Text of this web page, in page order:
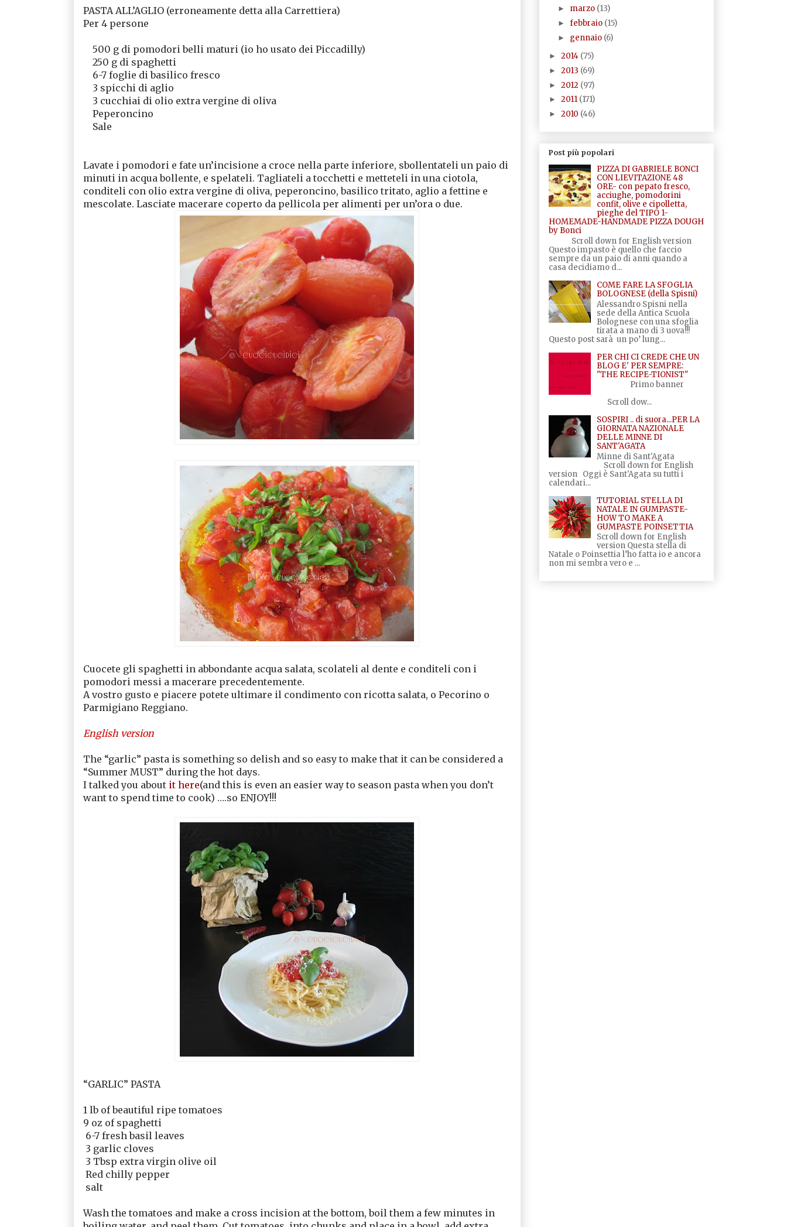
PASTA ALL’AGLIO (erroneamente detta alla Carrettiera)
Per 4 persone
500 g di pomodori belli maturi (io ho usato dei Piccadilly)
250 g di spaghetti
6-7 foglie di basilico fresco
3 spicchi di aglio
3 cucchiai di olio extra vergine di oliva
Peperoncino
Sale
Lavate i pomodori e fate un’incisione a croce nella parte inferiore, sbollentateli un paio di
minuti in acqua bollente, e spelateli. Tagliateli a tocchetti e metteteli in una ciotola,
conditeli con olio extra vergine di oliva, peperoncino, basilico tritato, aglio a fettine e
mescolate. Lasciate macerare coperto da pellicola per alimenti per un’ora o due.
Cuocete gli spaghetti in abbondante acqua salata, scolateli al dente e conditeli con i
pomodori messi a macerare precedentemente.
A vostro gusto e piacere potete ultimare il condimento con ricotta salata, o Pecorino o
Parmigiano Reggiano.
English version
The “garlic” pasta is something so delish and so easy to make that it can be considered a
“Summer MUST” during the hot days.
I talked you aboutit here(and this is even an easier way to season pasta when you don’t
want to spend time to cook) ….so ENJOY!!!
“GARLIC” PASTA
1 lb of beautiful ripe tomatoes
9 oz of spaghetti
6-7 fresh basil leaves
3 garlic cloves
3 Tbsp extra virgin olive oil
Red chilly pepper
salt
Wash the tomatoes and make a cross incision at the bottom, boil them a few minutes in
► marzo (13)
►febbraio (15)
► gennaio (6)
► 2014 (75)
► 2013 (69)
► 2012 (97)
► 2011 (171)
► 2010 (46)
Post più popolari
PIZZA DI GABRIELE BONCI
CON LIEVITAZIONE 48
ORE- con pepato fresco,
acciughe, pomodorini
confit, olive e cipolletta,
pieghe del TIPO 1-
HOMEMADE-HANDMADE PIZZA DOUGH
by Bonci
Scroll down for English version
Questo impasto è quello che faccio
sempre da un paio di anni quando a
casa decidiamo d...
COME FARE LA SFOGLIA
BOLOGNESE (della Spisni)
Alessandro Spisni nella
sede della Antica Scuola
Bolognese con una sfoglia
tirata a mano di 3 uova!!!
Questo post sarà un po’ lung...
PER CHI CI CREDE CHE UN
BLOG E' PER SEMPRE:
"THE RECIPE-TIONIST"
Primo banner
Scroll dow...
SOSPIRI .. di suora...PER LA
GIORNATA NAZIONALE
DELLE MINNE DI
SANT'AGATA
Minne di Sant'Agata
Scroll down for English
version Oggi è Sant'Agata su tutti i
calendari...
TUTORIAL STELLA DI
NATALE IN GUMPASTE-
HOW TO MAKE A
GUMPASTE POINSETTIA
Scroll down for English
version Questa stella di
Natale o Poinsettia l’ho fatta io e ancora
non mi sembra vero e ...